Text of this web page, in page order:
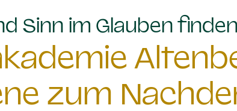
Sinn im Glauben finden
zum